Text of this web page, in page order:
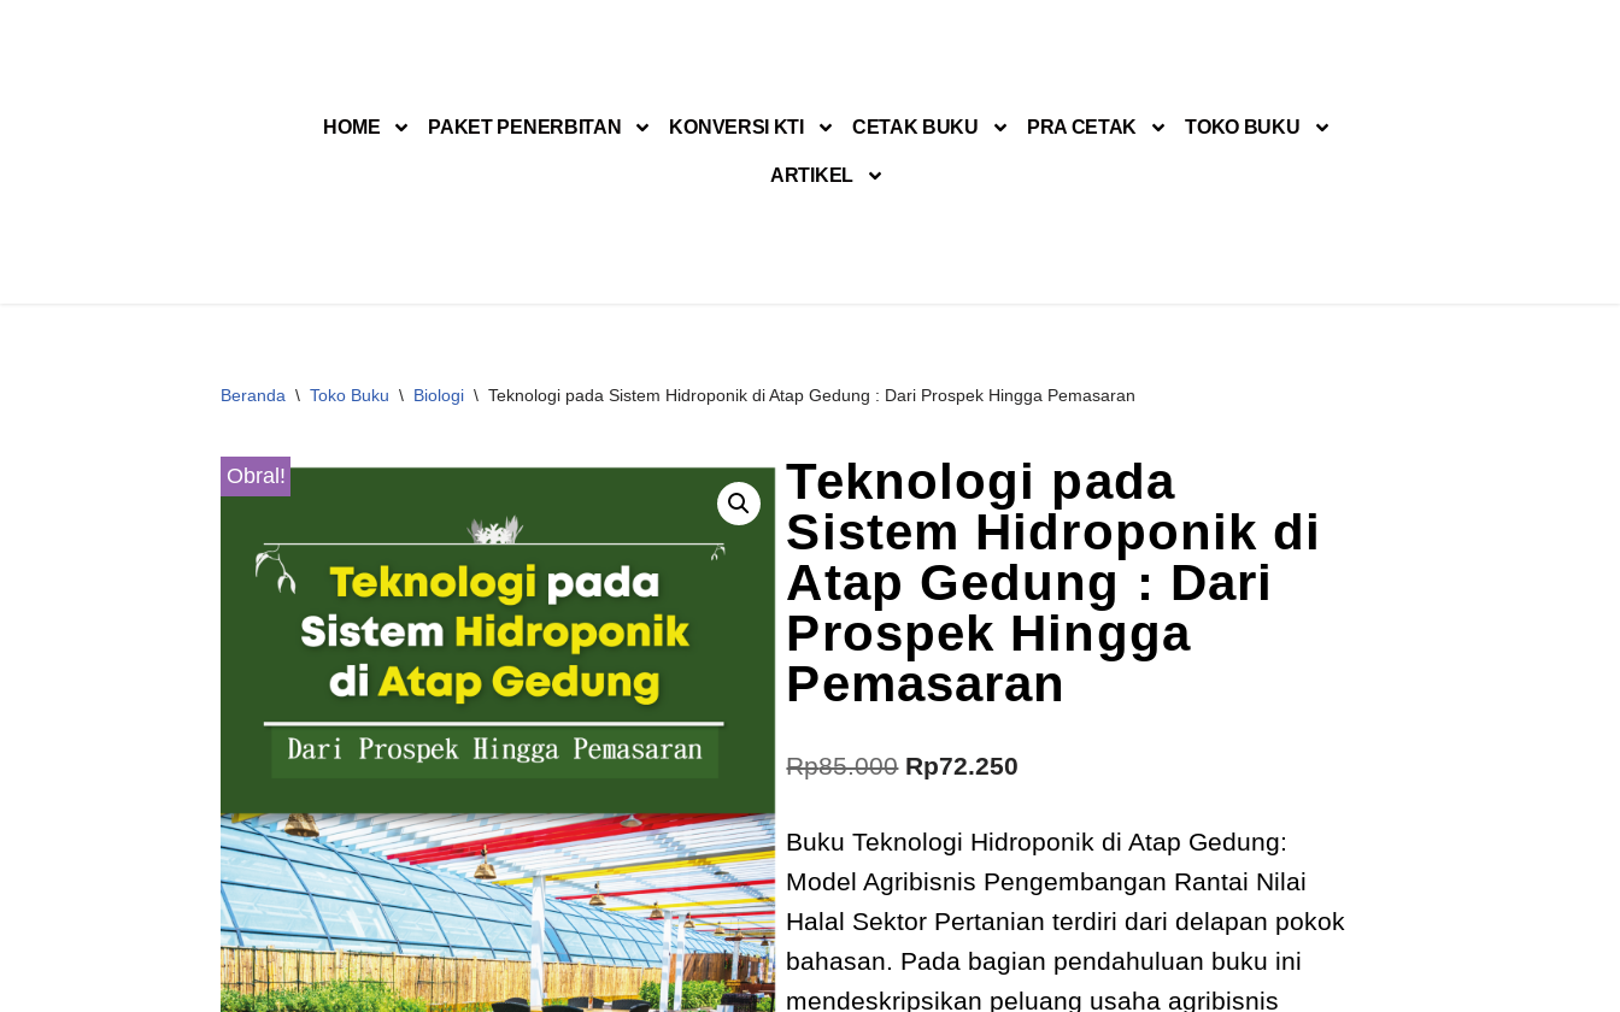
HOME PAKET PENERBITAN KONVERSI KTI CETAK BUKU PRA CETAK TOKO BUKU
ARTIKEL
Beranda \ Toko Buku \ Biologi \ Teknologi pada Sistem Hidroponik di Atap Gedung : Dari Prospek Hingga Pemasaran
Obral!
Teknologi pada
Sistem Hidroponik di
Atap Gedung : Dari
Prospek Hingga
Pemasaran
Rp85.000 Rp72.250
Buku Teknologi Hidroponik di Atap Gedung:
Model Agribisnis Pengembangan Rantai Nilai
Halal Sektor Pertanian terdiri dari delapan pokok
bahasan. Pada bagian pendahuluan buku ini
mendeskripsikan peluang usaha agribisnis